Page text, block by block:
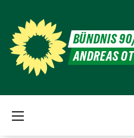
BÜNDNIS
ANDREAS